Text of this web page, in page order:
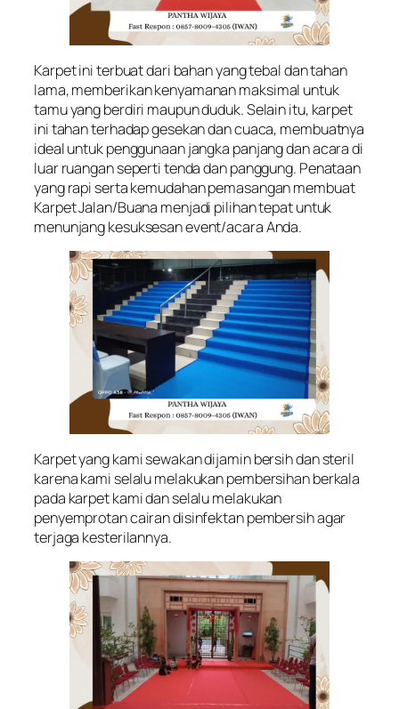
Karpet ini terbuat dari bahan yang tebal dan tahan
lama, memberikan kenyamanan maksimal untuk
tamu yang berdiri maupun duduk. Selain itu, karpet
ini tahan terhadap gesekan dan cuaca, membuatnya
ideal untuk penggunaan jangka panjang dan acara di
luar ruangan seperti tenda dan panggung. Penataan
yang rapi serta kemudahan pemasangan membuat
Karpet Jalan/Buana menjadi pilihan tepat untuk
menunjang kesuksesan event/acara Anda.
Karpet yang kami sewakan dijamin bersih dan steril
karena kami selalu melakukan pembersihan berkala
pada karpet kami dan selalu melakukan
penyemprotan cairan disinfektan pembersih agar
terjaga kesterilannya.